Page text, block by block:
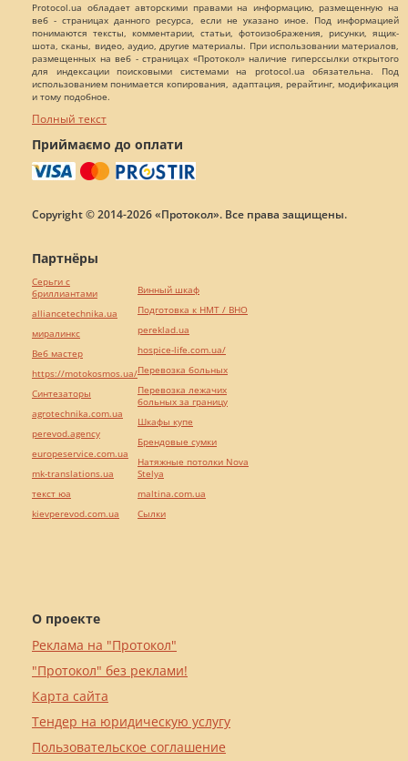
Protocol.ua обладает авторскими правами на информацию, размещенную на
веб - страницах данного ресурса, если не указано иное. Под информацией
понимаются тексты, комментарии, статьи, фотоизображения, рисунки, ящик-
шота, сканы, видео, аудио, другие материалы. При использовании материалов,
размещенных на веб - страницах «Протокол» наличие гиперссылки открытого
для индексации поисковыми системами на protocol.ua обязательна. Под
использованием понимается копирования, адаптация, рерайтинг, модификация
и тому подобное.
Полный текст
Приймаємо до оплати
Copyright © 2014-2026 «Протокол». Все права защищены.
О проекте
Реклама на "Протокол"
"Протокол" без реклами!
Карта сайта
Тендер на юридическую услугу
Пользовательское соглашение
Партнёры
Серьги с
бриллиантами
alliancetechnika.ua
миралинкс
Веб мастер
https://motokosmos.ua/
Синтезаторы
agrotechnika.com.ua
perevod.agency
europeservice.com.ua
mk-translations.ua
текст юа
kievperevod.com.ua
Винный шкаф
Подготовка к НМТ / ВНО
pereklad.ua
hospice-life.com.ua/
Перевозка больных
Перевозка лежачих
больных за границу
Шкафы купе
Брендовые сумки
Натяжные потолки Nova
Stelya
maltina.com.ua
Cылки